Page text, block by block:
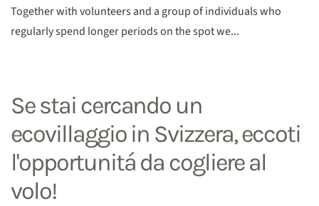
Together with volunteers and a group of individuals who
regularly spend longer periods on the spot we...
Se stai cercando un
ecovillaggio in Svizzera, eccoti
l'opportunitá da cogliere al
volo!